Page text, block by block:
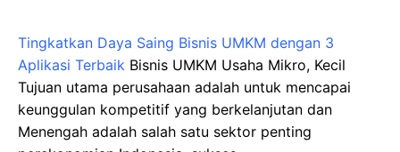
Tingkatkan Daya Saing Bisnis UMKM dengan 3
Aplikasi Terbaik Bisnis UMKM Usaha Mikro, Kecil
Tujuan utama perusahaan adalah untuk mencapai
keunggulan kompetitif yang berkelanjutan dan
Menengah adalah salah satu sektor penting